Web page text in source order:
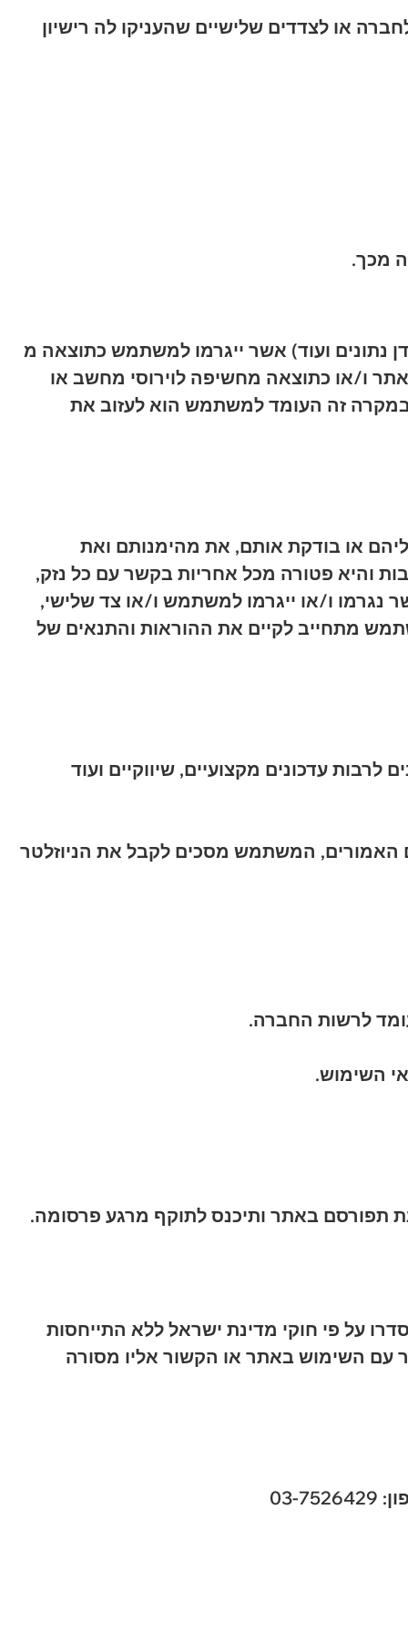
או לצדדים שלישיים שהעניקו לה רישיון
מכך.
נתונים ועוד) אשר ייגרמו למשתמש כתוצאה מ
ו/או כתוצאה מחשיפה לוירוסי מחשב או
במקרה זה העומד למשתמש הוא לעזוב את
או בודקת אותם, את מהימנותם ואת
והיא פטורה מכל אחריות בקשר עם כל נזק,
נגרמו ו/או ייגרמו למשתמש ו/או צד שלישי,
מתחייב לקיים את ההוראות והתנאים של
עדכונים מקצועיים, שיווקיים ועוד
האמורים, המשתמש מסכים לקבל את הניוזלטר
לרשות החברה.
השימוש.
תפורסם באתר ותיכנס לתוקף מרגע פרסומה.
על פי חוקי מדינת ישראל ללא התייחסות
עם השימוש באתר או הקשור אליו מסורה